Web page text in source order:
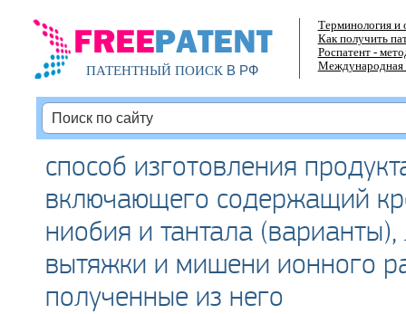
ПАТЕНТНЫЙ ПОИСКВ РФ
Терминология и
Как получить
Роспатент -
Международная
способ изготовления
включающего содержащий
ниобия и тантала (варианты),
вытяжки и мишени ионного
полученные из него